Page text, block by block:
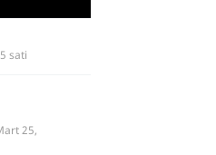
sati
25,